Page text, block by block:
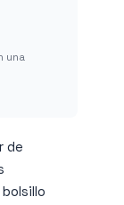
una
de